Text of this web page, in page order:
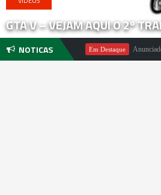
GTA V – VEJAM AQUI O 2º
NOTICAS
Pachter Em Destaque Anunciado